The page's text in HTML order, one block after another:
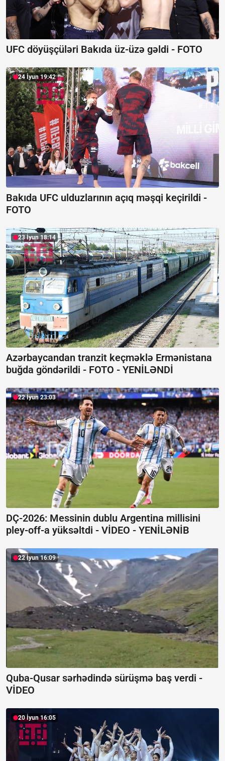
UFC döyüşçüləri Bakıda üz-üzə gəldi - FOTO
24 İyun 19:42
Bakıda UFC ulduzlarının açıq məşqi keçirildi -
FOTO
23 İyun 18:14
Azərbaycandan tranzit keçməklə Ermənistana
buğda göndərildi - FOTO - YENİLƏNDİ
22 İyun 23:03
DÇ-2026: Messinin dublu Argentina millisini
pley-off-a yüksəltdi - VİDEO - YENİLƏNİB
22 İyun 16:09
Quba-Qusar sərhədində sürüşmə baş verdi -
VİDEO
20 İyun 16:05